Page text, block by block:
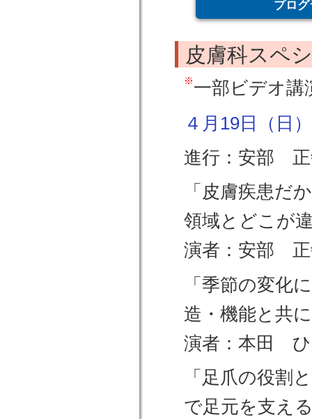
プロ
皮膚科スペ
一部ビデオ講
４月19日（日
進行：安部 正
「皮膚疾患だ
領域とどこが
演者：安部 正
「季節の変化
造・機能と共
演者：本田 ひ
「足爪の役割
で足元を支え